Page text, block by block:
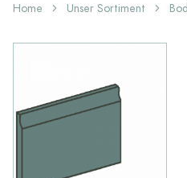
Home Unser Sortiment